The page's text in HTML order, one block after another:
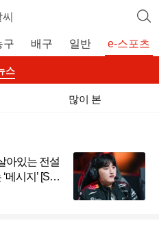
구 배구 일반 e-스포츠
스
많이 본
아있는 전설
메시지’ [SS